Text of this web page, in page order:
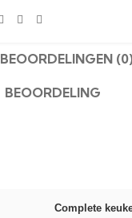
BEOORDELINGEN
BEOORDELING
Complete